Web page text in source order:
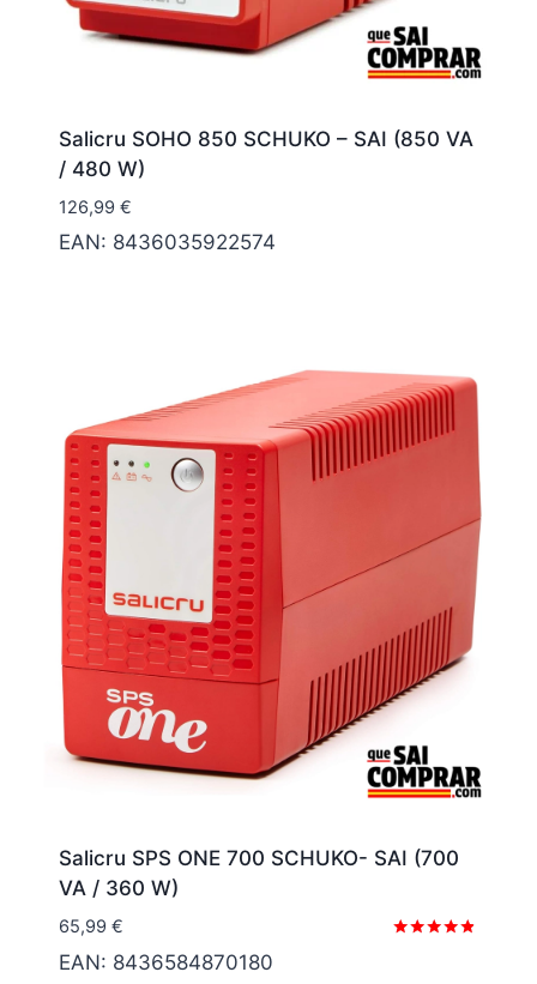
Salicru SOHO 850 SCHUKO – SAI (850 VA
/ 480 W)
126,99 €
EAN: 8436035922574
Salicru SPS ONE 700 SCHUKO- SAI (700
VA / 360 W)
65,99 €
EAN: 8436584870180